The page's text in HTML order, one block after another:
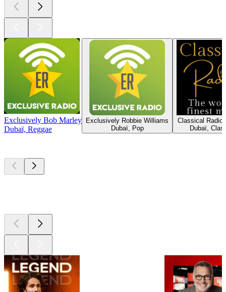
Exclusively Bob Marley
Dubaï, Reggae
Exclusively Robbie Williams
Dubaï, Pop
Classical Radio
Dubaï,